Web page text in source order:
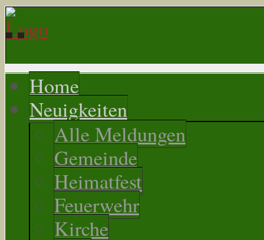
Home
Neuigkeiten
Alle Meldungen
Gemeinde
Heimatfest
Feuerwehr
Kirche